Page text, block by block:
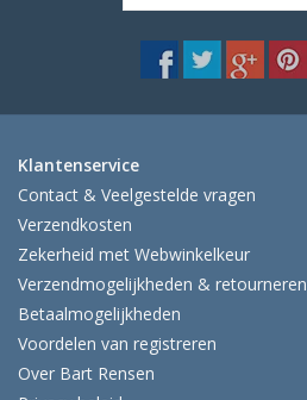
Klantenservice
Contact & Veelgestelde vragen
Verzendkosten
Zekerheid met Webwinkelkeur
Verzendmogelijkheden & retourneren
Betaalmogelijkheden
Voordelen van registreren
Over Bart Rensen